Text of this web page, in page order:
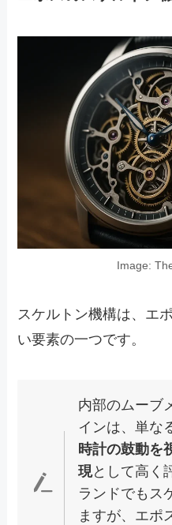
Image:
スケルトン機構は、エ
い要素の一つです。
内部のムーブ
インは、単な
時計の鼓動を
現として高く
ランドでもス
ますが、エポ